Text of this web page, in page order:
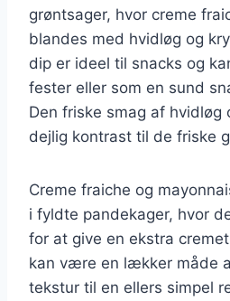
grøntsager, hvor creme
blandes med hvidløg og
dip er ideel til snacks og
fester eller som en sund
Den friske smag af hvidløg
dejlig kontrast til de friske
Creme fraiche og
i fyldte pandekager, hvor
for at give en ekstra
kan være en lækker måde
tekstur til en ellers simpel